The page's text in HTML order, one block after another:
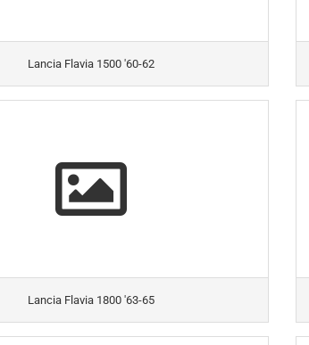
Lancia Flavia 1500 '60-62
Lancia Flavia 1800 '63-65